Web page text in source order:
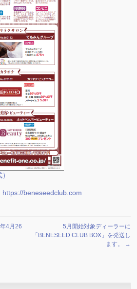
https://beneseedclub.com
4月26
5月開始対象ディーラーに
「BENESEED CLUB BOX」を発送し
ます。
→